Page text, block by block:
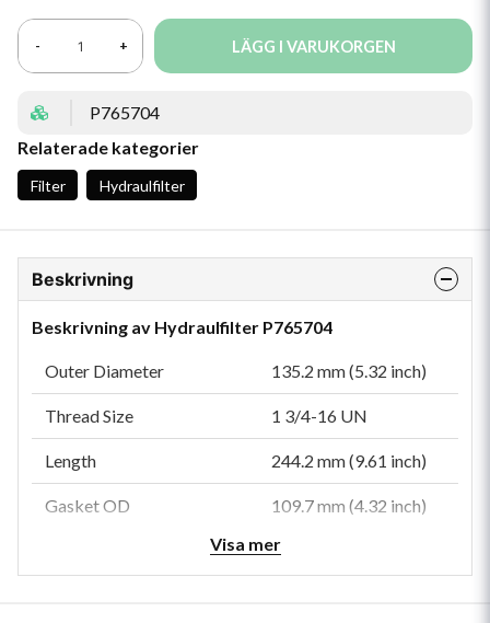
- + LÄGG I VARUKORGEN
P765704
Relaterade kategorier
Filter Hydraulfilter
Beskrivning
Beskrivning av Hydraulfilter P765704
Outer Diameter 135.2 mm (5.32 inch)
Thread Size 1 3/4-16 UN
Length 244.2 mm (9.61 inch)
Gasket OD 109.7 mm (4.32 inch)
100 mm (3.94 inch)
Visa mer